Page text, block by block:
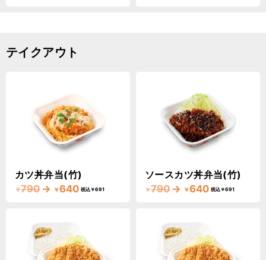
テイクアウト
カツ丼弁当(竹)
￥790 → ￥640 税込￥691
ソースカツ丼弁当(竹)
￥790 → ￥640 税込￥691